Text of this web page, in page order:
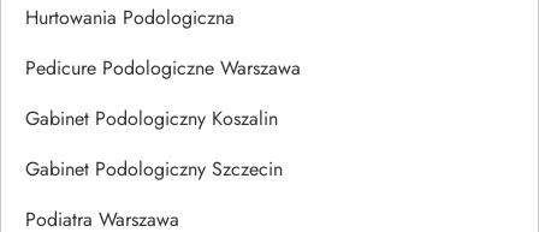
Hurtowania Podologiczna
Pedicure Podologiczne Warszawa
Gabinet Podologiczny Koszalin
Gabinet Podologiczny Szczecin
Podiatra Warszawa